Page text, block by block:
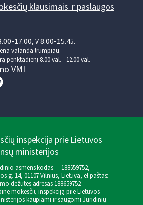
klausimais ir paslaugos
17.00, V 8.00-15.45.
valanda trumpiau.
penktadienį 8.00 val. - 12.00 val.
VMI
inspekcija prie Lietuvos
ministerijos
asmens kodas — 188659752,
g. 14, 01107 Vilnius, Lietuva, el.paštas:
dėžutės adresas 188659752
mokesčių inspekciją prie Lietuvos
kaupiami ir saugomi Juridinių